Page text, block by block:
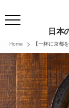
日本
Home 【一杯に京都